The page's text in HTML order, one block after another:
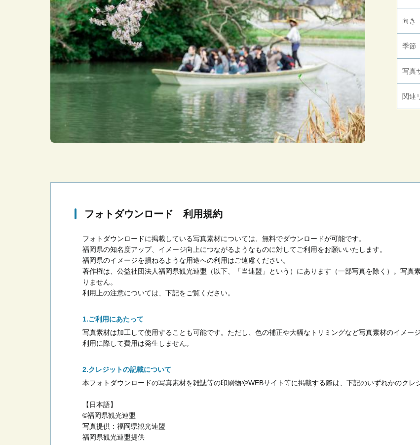
向き
季節
写真
関連
フォトダウンロード 利用規約
フォトダウンロードに掲載している写真素材については、無料でダウンロードが可能です。
福岡県の知名度アップ、イメージ向上につながるようなものに対してご利用をお願いいたします。
福岡県のイメージを損ねるような用途への利用はご遠慮ください。
著作権は、公益社団法人福岡県観光連盟（以下、「当連盟」という）にあります（一部写真を除く）。写真
りません。
利用上の注意については、下記をご覧ください。
ご利用にあたって
写真素材は加工して使用することも可能です。ただし、色の補正や大幅なトリミングなど写真素材のイメー
利用に際して費用は発生しません。
クレジットの記載について
本フォトダウンロードの写真素材を雑誌等の印刷物やWEBサイト等に掲載する際は、下記のいずれかのクレ
【日本語】
©福岡県観光連盟
写真提供：福岡県観光連盟
福岡県観光連盟提供